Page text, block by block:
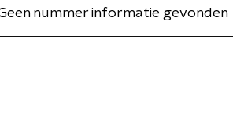
nummer informatie gevonden